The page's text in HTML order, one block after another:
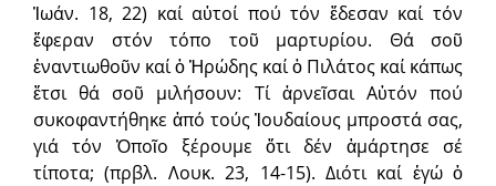
Ἰωάν. 18, 22) καί αὐτοί πού τόν ἔδεσαν καί τόν
ἔφεραν στόν τόπο τοῦ μαρτυρίου. Θά σοῦ
ἐναντιωθοῦν καί ὁ Ἡρώδης καί ὁ Πιλάτος καί κάπως
ἔτσι θά σοῦ μιλήσουν: Τί ἀρνεῖσαι Αὐτόν πού
συκοφαντήθηκε ἀπό τούς Ἰουδαίους μπροστά σας,
γιά τόν Ὁποῖο ξέρουμε ὅτι δέν ἁμάρτησε σέ
τίποτα; (πρβλ. Λουκ. 23, 14-15). Διότι καί ἐγώ ὁ